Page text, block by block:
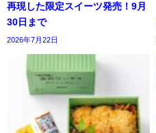
再現した限定スイーツ発売！9月
30日まで
2026年7月22日